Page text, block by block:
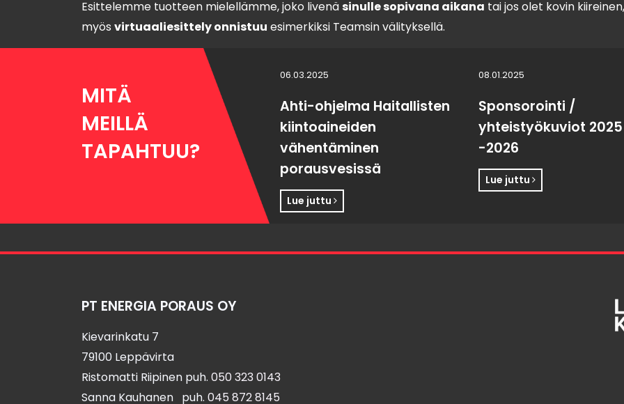
Esittelemme tuotteen mielellämme, joko livenä sinulle sopivana aikana tai jos olet kovin
myös virtuaaliesittely onnistuu esimerkiksi Teamsin välityksellä.
MITÄ
MEILLÄ
TAPAHTUU?
06.03.2025
Ahti-ohjelma Haitallisten
kiintoaineiden
vähentäminen
porausvesissä
Lue juttu
08.01.2025
Sponsorointi /
yhteistyökuviot 2025
-2026
Lue juttu
PT ENERGIA PORAUS OY
Kievarinkatu 7
79100 Leppävirta
Ristomatti Riipinen puh. 050 323 0143
Sanna Kauhanen puh. 045 872 8145